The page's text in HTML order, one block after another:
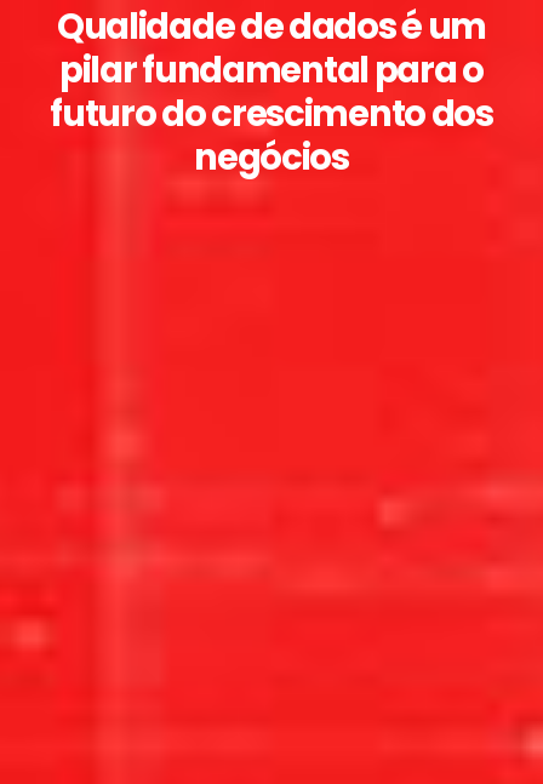
Qualidade de dados é um
pilar fundamental para o
futuro do crescimento dos
negócios